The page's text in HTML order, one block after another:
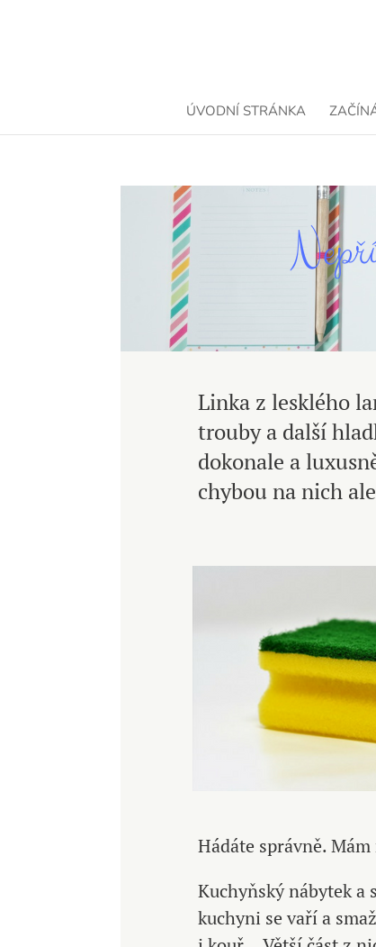
ÚVODNÍ STRÁNKA
Linka z lesklého
trouby a další
dokonale a
chybou na nich
Hádáte správně.
Kuchyňský nábytek a
kuchyni se vaří a